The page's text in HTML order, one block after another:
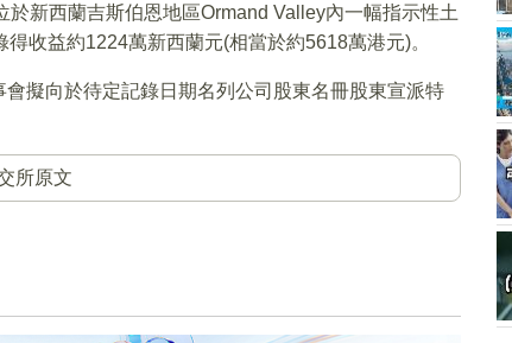
新西蘭吉斯伯恩地區Ormand Valley內一幅指示性土
收益約1224萬新西蘭元(相當於約5618萬港元)。
擬向於待定記錄日期名列公司股東名冊股東宣派特
所原文